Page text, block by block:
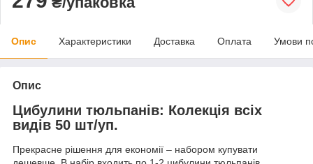
Опис Характеристики Доставка Оплата Умови
Опис
Цибулини тюльпанів: Колекція всіх
видів 50 шт/уп.
Прекрасне рішення для економії – набором купувати